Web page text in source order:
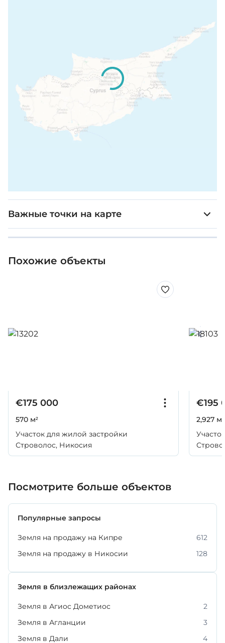
Важные точки на карте
Похожие объекты
€175 000
570 м²
Участок для жилой застройки
Строволос, Никосия
€195
2,927 м²
Посмотрите больше объектов
Популярные запросы
Земля на продажу на Кипре
612
Земля на продажу в Никосии
128
Земля в близлежащих районах
Земля в Агиос Дометиос
2
Земля в Агланции
3
Земля в Дали
4